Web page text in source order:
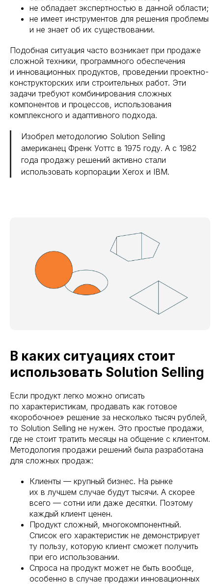
не обладает экспертностью в данной области;
не имеет инструментов для решения проблемы
и не знает об их существовании.
Подобная ситуация часто возникает при продаже
сложной техники, программного обеспечения
и инновационных продуктов, проведении проектно-
конструкторских или строительных работ. Эти
задачи требуют комбинирования сложных
компонентов и процессов, использования
комплексного и адаптивного подхода.
Изобрел методологию Solution Selling
американец Френк Уоттс в 1975 году. А с 1982
года продажу решений активно стали
использовать корпорации Xerox и IBM.
В каких ситуациях стоит
использовать Solution Selling
Если продукт легко можно описать
по характеристикам, продавать как готовое
«коробочное» решение за несколько тысяч рублей,
то Solution Selling не нужен. Это простые продажи,
где не стоит тратить месяцы на общение с клиентом.
Методология продажи решений была разработана
для сложных продаж:
Клиенты — крупный бизнес. На рынке
их в лучшем случае будут тысячи. А скорее
всего — сотни или даже десятки. Поэтому
каждый клиент ценен.
Продукт сложный, многокомпонентный.
Список его характеристик не демонстрирует
ту пользу, которую клиент сможет получить
при его использовании.
Спроса на продукт может не быть вообще,
особенно в случае продажи инновационных